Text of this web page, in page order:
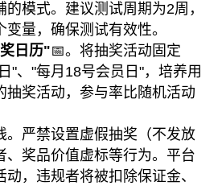
模式。建议测试周期为2周，
量，确保测试有效性。
日历"📅。将抽奖活动固定
"、"每月18号会员日"，培养用
抽奖活动，参与率比随机活动
。严禁设置虚假抽奖（不发放
、奖品价值虚标等行为。平台
，违规者将被扣除保证金、